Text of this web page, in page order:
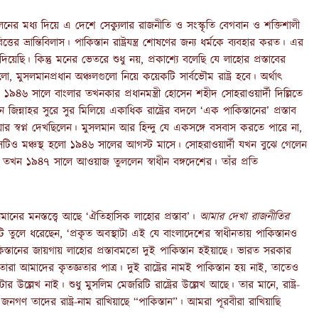
মধ্য দিয়ে এ দেশে সেক্যুলার রাজনীতি ও সংস্কৃতি বেগবান ও শক্তিশালী
পাকিস্তান রাষ্ট্রযন্ত্র শোষণের জন্য ধর্মকে ব্যবহার করত। এর
কিন্তু মনের ভেতরে শুধু নয়, প্রকাশ্যে বলেছি যে লাহোর প্রস্তাবের
মুসলমানপ্রধান অঞ্চলগুলো নিয়ে কয়েকটি সার্বভৌম রাষ্ট্র হবে। অর্থাৎ
সালে বাংলার তখনকার প্রধানমন্ত্রী হোসেন শহীদ সোহরাওয়ার্দী দিল্লিতে
জিন্নাহর সুরে সুর মিলিয়ে একাধিক রাষ্ট্রের বদলে ‘এক পাকিস্তানের’ প্রস্তাব
স্বপ্ন দেখছিলেন। মুসলমান আর হিন্দু যে একসঙ্গে বসবাস করতে পারে না,
মঞ্চস্থ হলো ১৯৪৬ সালের আগস্ট মাসে। সোহরাওয়ার্দী যখন বুঝে গেলেন
তখন ১৯৪৭ সালে আওয়াজ তুললেন স্বাধীন বঙ্গদেশের। তাঁর প্রতি
মনস্তত্ত্বে আছে ‘ঐতিহাসিক লাহোর প্রস্তাব’। আমার দেখা রাজনীতির
‘প্রকৃত অবস্থাটা এই যে বাংলাদেশের স্বাধীনতায় পাকিস্তানও
জায়গায় লাহোর প্রস্তাবমতো দুই পাকিস্তান হইয়াছে। ভারত সরকার
আমাদের কৃতজ্ঞতার পাত্র। দুই রাষ্ট্রের নামই পাকিস্তান হয় নাই, তাতেও
উল্লেখ নাই। শুধু মুসলিম মেজরিটি রাষ্ট্রের উল্লেখ আছে। তার মানে, রাষ্ট্র-
তাদের রাষ্ট্র-নাম রাখিয়াছে “পাকিস্তান”। আমরা পূরবীরা রাখিয়াছি